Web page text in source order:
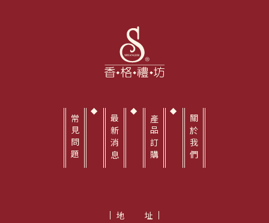
常見問題 最新消息 產品訂購 關於我們
地址